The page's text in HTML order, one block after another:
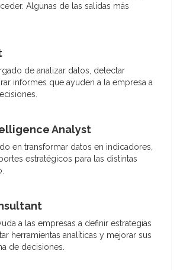
Algunas de las salidas más
de analizar datos, detectar
informes que ayuden a la empresa a
Analyst
en transformar datos en indicadores,
estratégicos para las distintas
a las empresas a definir estrategias
herramientas analíticas y mejorar sus
de decisiones.